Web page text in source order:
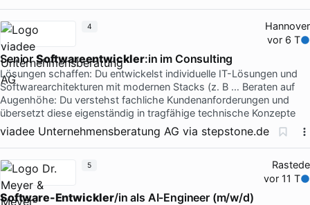
Hannover
vor 6 T
SeniorSoftwareentwickler:in im Consulting
Lösungen schaffen: Du entwickelst individuelle IT-Lösungen und
Softwarearchitekturen mit modernen Stacks (z. B … Beraten auf
Augenhöhe: Du verstehst fachliche Kundenanforderungen und
übersetzt diese eigenständig in tragfähige technische Konzepte
viadee Unternehmensberatung AG via stepstone.de
4
Rastede
vor 11 T
Software-Entwickler/in als AI-Engineer (m/w/d)
5